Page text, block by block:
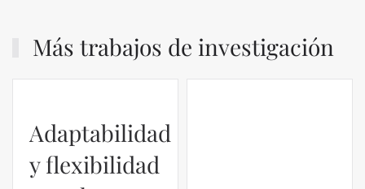
Más trabajos de investigación
Adaptabilidad
y flexibilidad